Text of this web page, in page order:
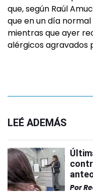
que, según Raúl
que en un día
mientras que ayer
alérgicos agravados
LEÉ ADEMÁS
Por